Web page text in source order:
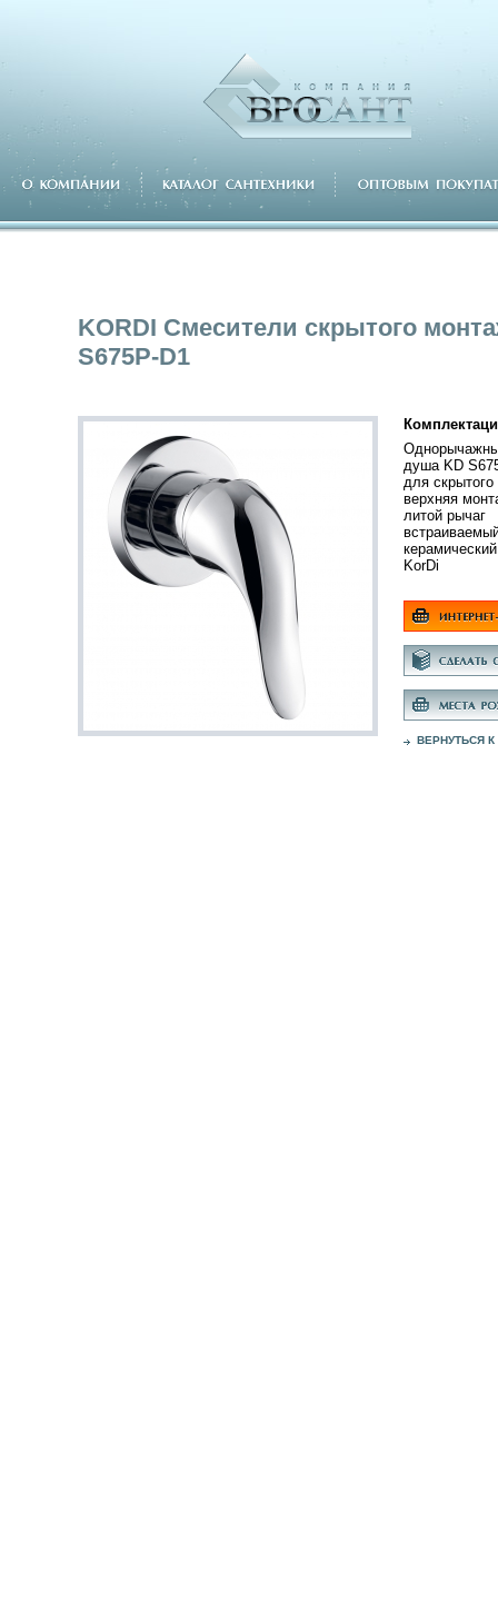
KORDI Смесители скрытого
S675P-D1
душа KD
для
верхняя
литой рычаг
KorDi
ВЕРНУТЬСЯ К